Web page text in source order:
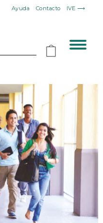
Ayuda Contacto IVE ⟶